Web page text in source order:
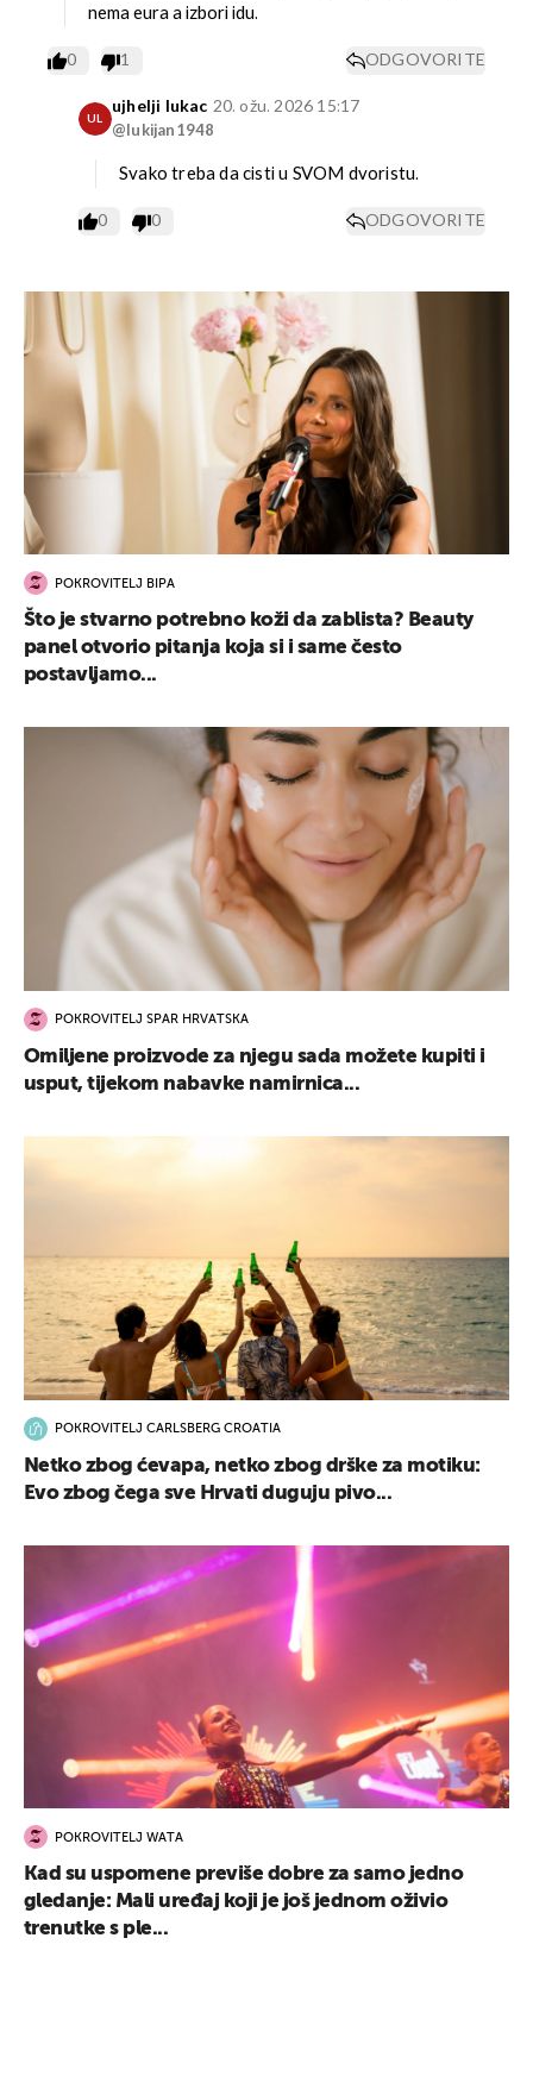
nema eura a izbori idu.
0 1 ODGOVORITE
UL
ujhelji lukac
@lukijan1948
20. ožu. 2026 15:17
Svako treba da cisti u SVOM dvoristu.
0 0 ODGOVORITE
POKROVITELJ BIPA
Što je stvarno potrebno koži da zablista? Beauty
panel otvorio pitanja koja si i same često
postavljamo...
POKROVITELJ SPAR HRVATSKA
Omiljene proizvode za njegu sada možete kupiti i
usput, tijekom nabavke namirnica...
POKROVITELJ CARLSBERG CROATIA
Netko zbog ćevapa, netko zbog drške za motiku:
Evo zbog čega sve Hrvati duguju pivo...
POKROVITELJ WATA
Kad su uspomene previše dobre za samo jedno
gledanje: Mali uređaj koji je još jednom oživio
trenutke s ple...